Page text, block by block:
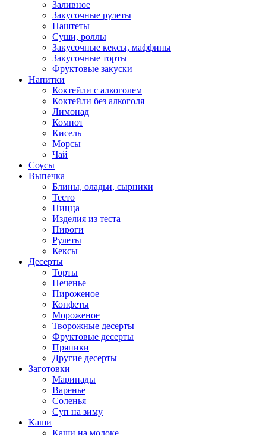
Заливное
Закусочные рулеты
Паштеты
Суши, роллы
Закусочные кексы, маффины
Закусочные торты
Фруктовые закуски
Напитки
Коктейли с алкоголем
Коктейли без алкоголя
Лимонад
Компот
Кисель
Морсы
Чай
Соусы
Выпечка
Блины, оладьи, сырники
Тесто
Пицца
Изделия из теста
Пироги
Рулеты
Кексы
Десерты
Торты
Печенье
Пироженое
Конфеты
Мороженое
Творожные десерты
Фруктовые десерты
Пряники
Другие десерты
Заготовки
Маринады
Варенье
Соленья
Суп на зиму
Каши